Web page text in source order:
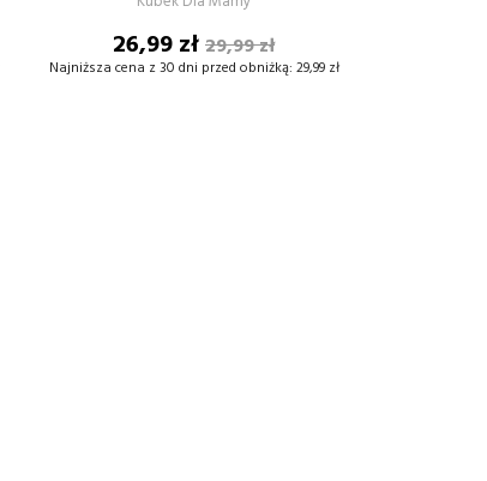
Cena
26,99 złCena
podstawowa
29,99 zł
Najniższa cena z 30 dni przed obniżką: 29,99 zł
DODAJ DO KOSZYKA